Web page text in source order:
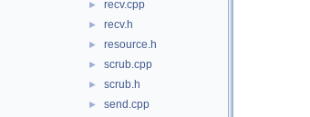
► recv.cpp
► recv.h
► resource.h
► scrub.cpp
► scrub.h
► send.cpp